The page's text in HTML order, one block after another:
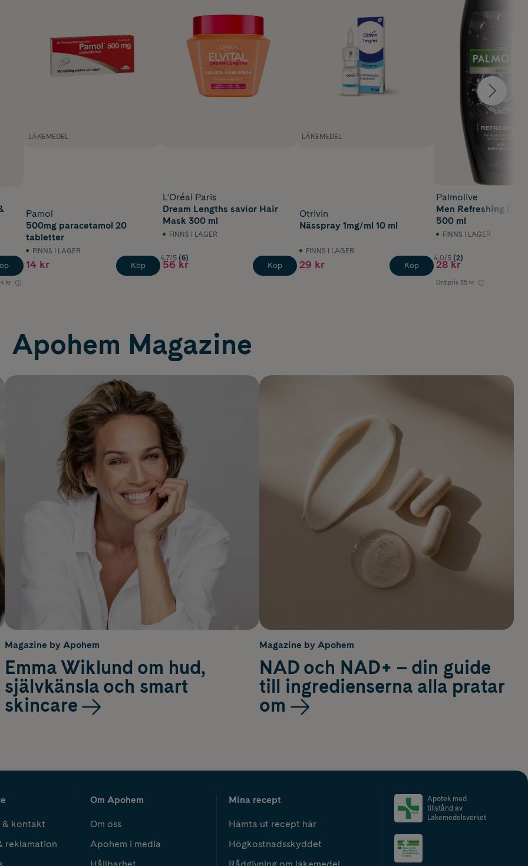
kr
LÄKEMEDEL
Pamol
500mg paracetamol 20
tabletter
FINNS I LAGER
14 kr Köp
L'Oréal Paris
Dream Lengths savior Hair
Mask 300 ml
FINNS I LAGER
4.7/5 (6)
56 kr Köp
LÄKEMEDEL
Otrivin
Nässpray 1mg/ml 10 ml
FINNS I LAGER
29 kr Köp
Palmolive
Men Refreshing
500 ml
FINNS I LAGER
4.0/5 (2)
28 kr
Ord.pris 35 kr
Apohem Magazine
Magazine by Apohem
Emma Wiklund om hud,
självkänsla och smart
skincare
Magazine by Apohem
NAD och NAD+ – din guide
till ingredienserna alla pratar
om
& kontakt
reklamation
Om Apohem
Om oss
Apohem i media
Mina recept
Hämta ut recept här
Högkostnadsskyddet
Apotek med
tillstånd av
Läkemedelsverket